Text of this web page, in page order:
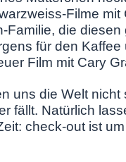
Filme mit
die
für den
Film mit Cary
uns die Welt
fällt. Natürlich
check-out ist